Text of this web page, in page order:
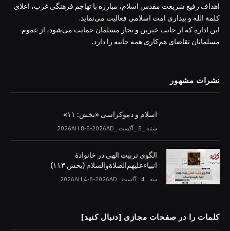
اهداف رفیع شریعت مقدس اسلام، مبارزه با تهاجم فرهنگی غرب، اعلای
کلمة الله و بیداری امت اسلامی فعالیت می‌نماید.
این اداره که از جانب خیرین و تجار مسلمان حمایت می‌شود، از عموم
مسلمانان تقاضای هم‌کاری همه جانبه را دارد.
نشرات مشهور
اسلام و دموکراسی «بخش: ۱۱»
شنبه _8 _آگست _2026AH 8-8-2026AD
الگوی تربیت الهی در خانوادۀ
انبیاءعلیهم‌الصلاةو‌السلام (بخش ۱۱۳)
سه _4 _آگست _2026AH 4-8-2026AD
کلمات را در صفحات مجازی [دنبال کنید]